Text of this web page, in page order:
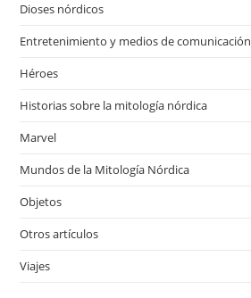
Dioses nórdicos
Entretenimiento y medios de comunicación
Héroes
Historias sobre la mitología nórdica
Marvel
Mundos de la Mitología Nórdica
Objetos
Otros artículos
Viajes